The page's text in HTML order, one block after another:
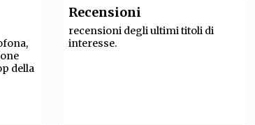
della
Recensioni
recensioni degli ultimi titoli di
interesse.